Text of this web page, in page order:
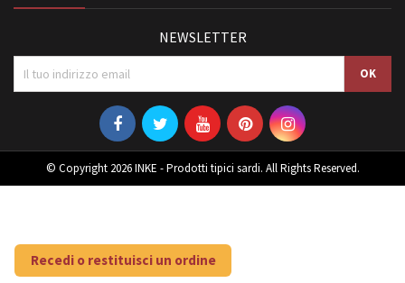
NEWSLETTER
© Copyright 2026 INKE - Prodotti tipici sardi. All Rights Reserved.
Recedi o restituisci un ordine